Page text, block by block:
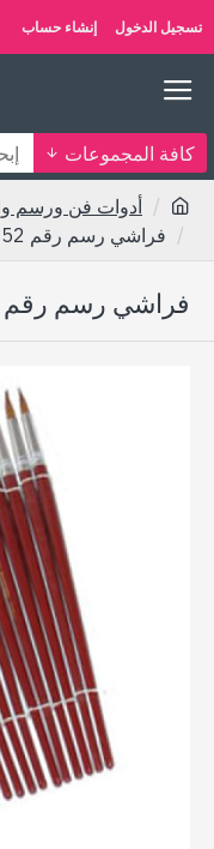
تسجيل الدخول إنشاء حساب
كافة المجموعات
أدوات فن ورسم
فراشي رسم رقم 252-3
فراشي رسم رقم 252-3